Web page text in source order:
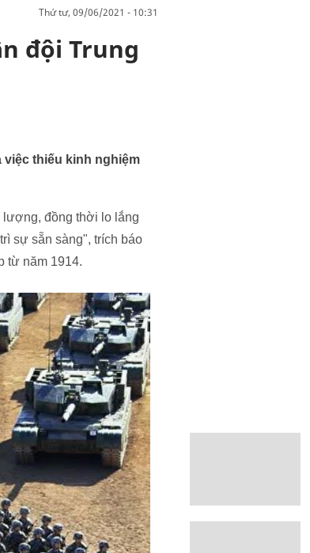
thứ tư, 09/06/2021 - 10:31
đội Trung
việc thiếu kinh nghiệm
đồng thời lo lắng
sự sẵn sàng", trích báo
từ năm 1914.